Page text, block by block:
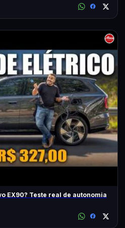
EX90? Teste real de autonomia